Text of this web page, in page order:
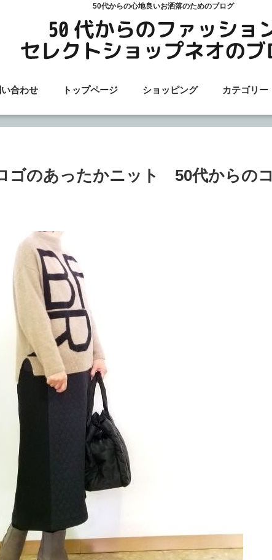
50代からの心地良いお洒落のためのブログ
合わせ トップページ ショッピング カテゴリー
ゴのあったかニット 50代からのコ